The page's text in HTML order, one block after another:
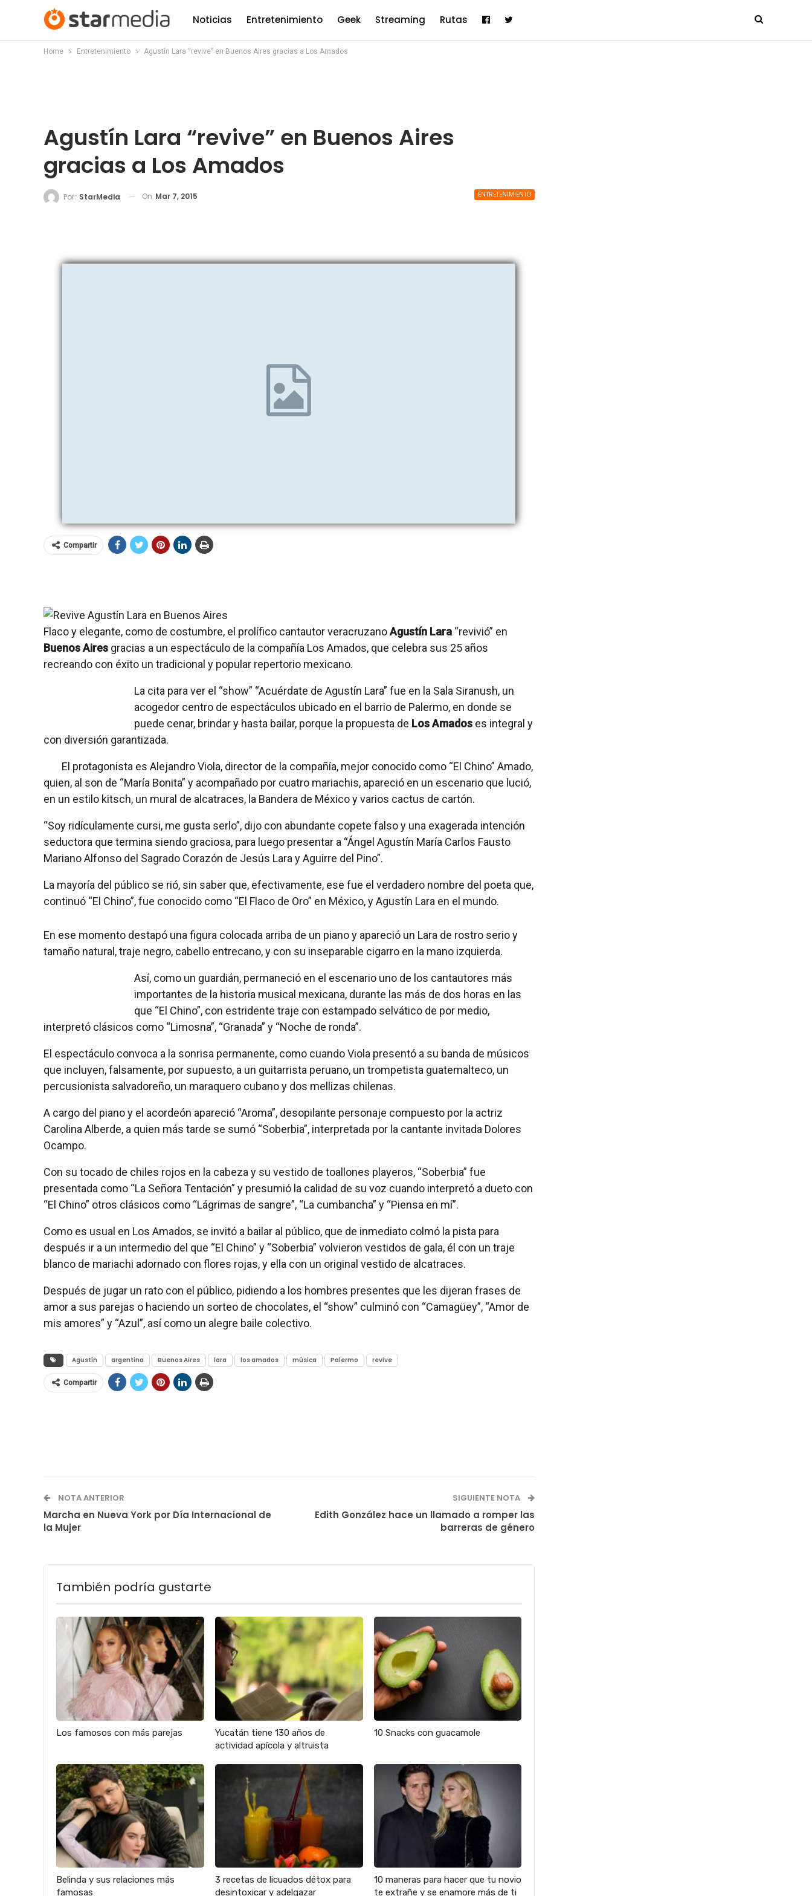
Noticias Entretenimiento Geek Streaming Rutas
Home Entretenimiento Agustín Lara “revive” en Buenos Aires gracias a Los Amados
Agustín Lara “revive” en Buenos Aires
gracias a Los Amados
ENTRETENIMIENTO
Por: StarMedia On Mar 7, 2015
Compartir
Flaco y elegante, como de costumbre, el prolífico cantautor veracruzanoAgustín Lara“revivió” en
Buenos Aires gracias a un espectáculo de la compañía Los Amados, que celebra sus 25 años
recreando con éxito un tradicional y popular repertorio mexicano.
La cita para ver el “show” “Acuérdate de Agustín Lara” fue en la Sala Siranush, un
acogedor centro de espectáculos ubicado en el barrio de Palermo, en donde se
puede cenar, brindar y hasta bailar, porque la propuesta de Los Amados es integral y
con diversión garantizada.
El protagonista es Alejandro Viola, director de la compañía, mejor conocido como “El Chino” Amado,
quien, al son de “María Bonita” y acompañado por cuatro mariachis, apareció en un escenario que lució,
en un estilo kitsch, un mural de alcatraces, la Bandera de México y varios cactus de cartón.
“Soy ridículamente cursi, me gusta serlo”, dijo con abundante copete falso y una exagerada intención
seductora que termina siendo graciosa, para luego presentar a “Ángel Agustín María Carlos Fausto
Mariano Alfonso del Sagrado Corazón de Jesús Lara y Aguirre del Pino”.
La mayoría del público se rió, sin saber que, efectivamente, ese fue el verdadero nombre del poeta que,
continuó “El Chino”, fue conocido como “El Flaco de Oro” en México, y Agustín Lara en el mundo.
En ese momento destapó una figura colocada arriba de un piano y apareció un Lara de rostro serio y
tamaño natural, traje negro, cabello entrecano, y con su inseparable cigarro en la mano izquierda.
Así, como un guardián, permaneció en el escenario uno de los cantautores más
importantes de la historia musical mexicana, durante las más de dos horas en las
que “El Chino”, con estridente traje con estampado selvático de por medio,
interpretó clásicos como “Limosna”, “Granada” y “Noche de ronda”.
El espectáculo convoca a la sonrisa permanente, como cuando Viola presentó a su banda de músicos
que incluyen, falsamente, por supuesto, a un guitarrista peruano, un trompetista guatemalteco, un
percusionista salvadoreño, un maraquero cubano y dos mellizas chilenas.
A cargo del piano y el acordeón apareció “Aroma”, desopilante personaje compuesto por la actriz
Carolina Alberde, a quien más tarde se sumó “Soberbia”, interpretada por la cantante invitada Dolores
Ocampo.
Con su tocado de chiles rojos en la cabeza y su vestido de toallones playeros, “Soberbia” fue
presentada como “La Señora Tentación” y presumió la calidad de su voz cuando interpretó a dueto con
“El Chino” otros clásicos como “Lágrimas de sangre”, “La cumbancha” y “Piensa en mí”.
Como es usual en Los Amados, se invitó a bailar al público, que de inmediato colmó la pista para
después ir a un intermedio del que “El Chino” y “Soberbia” volvieron vestidos de gala, él con un traje
blanco de mariachi adornado con flores rojas, y ella con un original vestido de alcatraces.
Después de jugar un rato con el público, pidiendo a los hombres presentes que les dijeran frases de
amor a sus parejas o haciendo un sorteo de chocolates, el “show” culminó con “Camagüey”, “Amor de
mis amores” y “Azul”, así como un alegre baile colectivo.
Agustín argentina Buenos Aires lara los amados música Palermo revive
Compartir
NOTA ANTERIOR
Marcha en Nueva York por Día Internacional de
la Mujer
SIGUIENTE NOTA
Edith González hace un llamado a romper las
barreras de género
También podría gustarte
Los famosos con más parejas
Yucatán tiene 130 años de
actividad apícola y altruista
10 Snacks con guacamole
Belinda y sus relaciones más
famosas
3 recetas de licuados détox para
desintoxicar y adelgazar
10 maneras para hacer que tu novio
te extrañe y se enamore más de ti